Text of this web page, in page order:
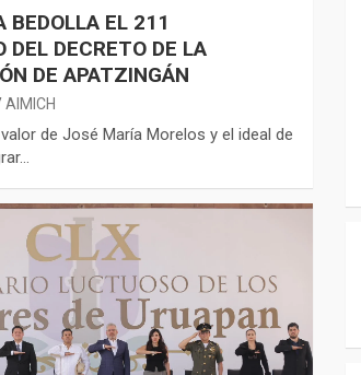
BEDOLLA EL 211
DEL DECRETO DE LA
DE APATZINGÁN
AIMICH
de José María Morelos y el ideal de